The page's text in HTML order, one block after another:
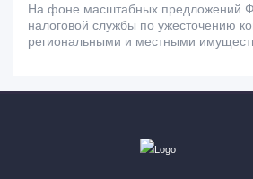
На фоне масштабных предложений
налоговой службы по ужесточению
региональными и местными